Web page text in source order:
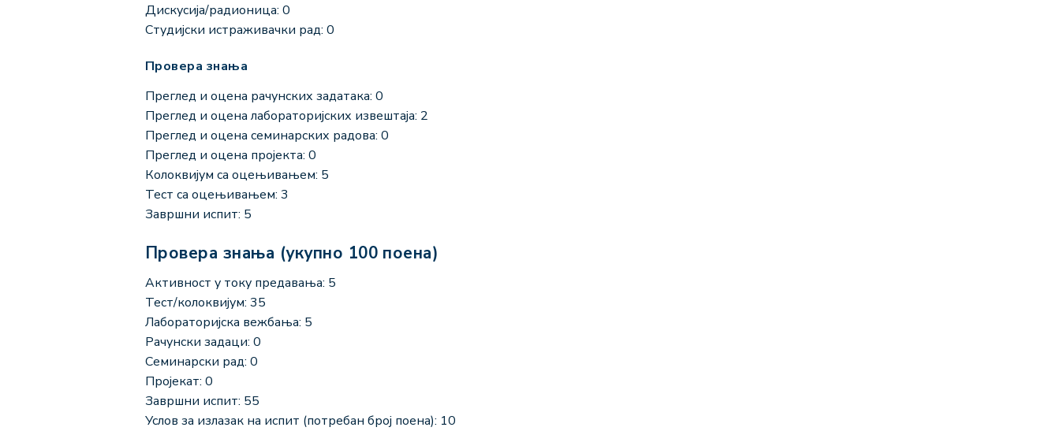
Дискусија/радионица: 0
Студијски истраживачки рад: 0
Провера знања
Преглед и оцена рачунских задатака: 0
Преглед и оцена лабораторијских извештаја: 2
Преглед и оцена семинарских радова: 0
Преглед и оцена пројекта: 0
Колоквијум са оцењивањем: 5
Тест са оцењивањем: 3
Завршни испит: 5
Провера знања (укупно 100 поена)
Активност у току предавања: 5
Тест/колоквијум: 35
Лабораторијска вежбања: 5
Рачунски задаци: 0
Семинарски рад: 0
Пројекат: 0
Завршни испит: 55
Услов за излазак на испит (потребан број поена): 10